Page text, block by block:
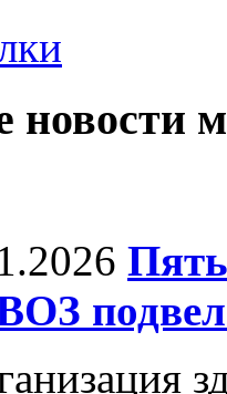
новости